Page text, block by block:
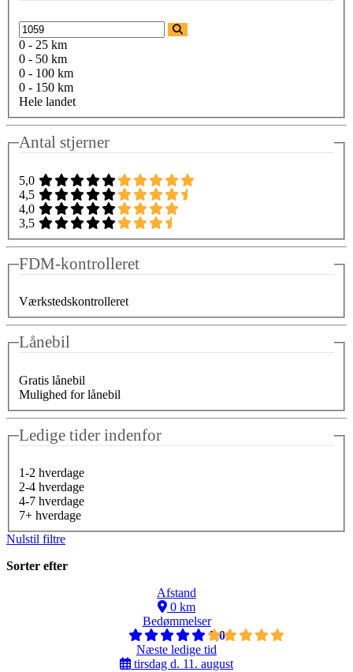
0 - 25 km
0 - 50 km
0 - 100 km
0 - 150 km
Hele landet
Antal stjerner
5,0
4,5
4,0
3,5
FDM-kontrolleret
Værkstedskontrolleret
Lånebil
Gratis lånebil
Mulighed for lånebil
Ledige tider indenfor
1-2 hverdage
2-4 hverdage
4-7 hverdage
7+ hverdage
Nulstil filtre
Sorter efter
Afstand
0 km
Bedømmelser
5,0
Næste ledige tid
tirsdag d. 11. august